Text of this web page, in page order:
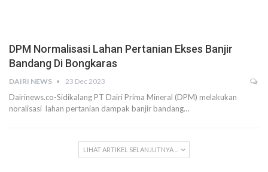
DPM Normalisasi Lahan Pertanian Ekses Banjir
Bandang Di Bongkaras
DAIRI NEWS 23 Dec 2023
Dairinews.co-Sidikalang PT Dairi Prima Mineral (DPM) melakukan
noralisasi lahan pertanian dampak banjir bandang…
LIHAT ARTIKEL SELANJUTNYA ...